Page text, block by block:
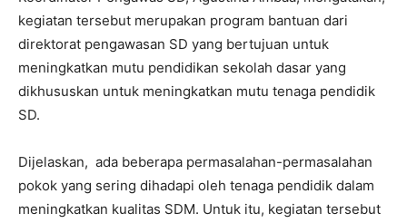
kegiatan tersebut merupakan program bantuan dari
direktorat pengawasan SD yang bertujuan untuk
meningkatkan mutu pendidikan sekolah dasar yang
dikhususkan untuk meningkatkan mutu tenaga pendidik
SD.
Dijelaskan, ada beberapa permasalahan-permasalahan
pokok yang sering dihadapi oleh tenaga pendidik dalam
meningkatkan kualitas SDM. Untuk itu, kegiatan tersebut